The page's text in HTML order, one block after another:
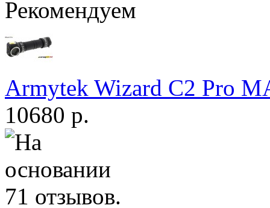
Рекомендуем
Armytek Wizard С2 Pro
10680 р.